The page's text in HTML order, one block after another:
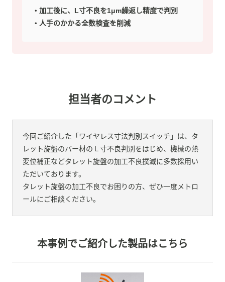
加工後に、L寸不良を1μm繰返し精度で判別
人手のかかる全数検査を削減
担当者のコメント
今回ご紹介した「ワイヤレス寸法判別スイッチ」は、タ
レット旋盤のバー材のＬ寸不良判別をはじめ、機械の熱
変位補正などタレット旋盤の加工不良撲滅に多数採用い
ただいております。
タレット旋盤の加工不良でお困りの方、ぜひ一度メトロ
ールにご相談ください。
本事例でご紹介した製品はこちら